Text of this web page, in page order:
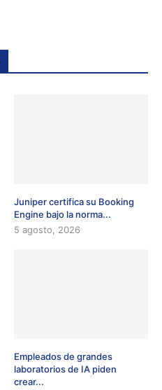
Juniper certifica su Booking
Engine bajo la norma...
5 agosto, 2026
Empleados de grandes
laboratorios de IA piden
crear...